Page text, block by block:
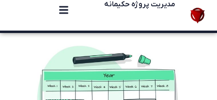
مدیریت پروژه حکیمانه